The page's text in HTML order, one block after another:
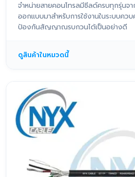
จำหน่ายสายคอนโทรลมีชีลด์ครบทุกรุ่นจา
ออกแบบมาสำหรับการใช้งานในระบบคว
ป้องกันสัญญาณรบกวนได้เป็นอย่างดี
ดูสินค้าในหมวดนี้